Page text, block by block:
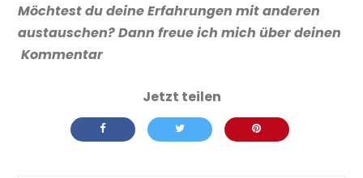
Möchtest du deine Erfahrungen mit anderen
austauschen? Dann freue ich mich über deinen
Kommentar